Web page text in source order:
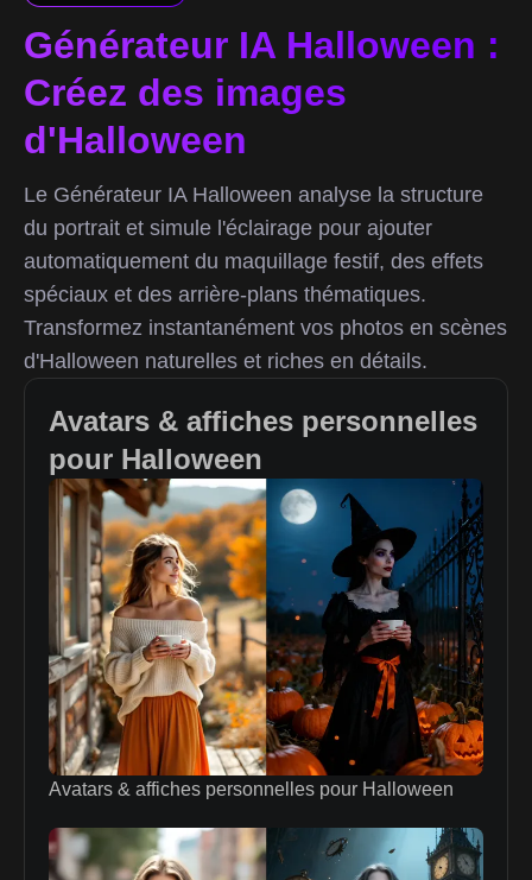
Générateur IA Halloween :
Créez des images
d'Halloween
Le Générateur IA Halloween analyse la structure
du portrait et simule l'éclairage pour ajouter
automatiquement du maquillage festif, des effets
spéciaux et des arrière-plans thématiques.
Transformez instantanément vos photos en scènes
d'Halloween naturelles et riches en détails.
Avatars & affiches personnelles
pour Halloween
Avatars & affiches personnelles pour Halloween